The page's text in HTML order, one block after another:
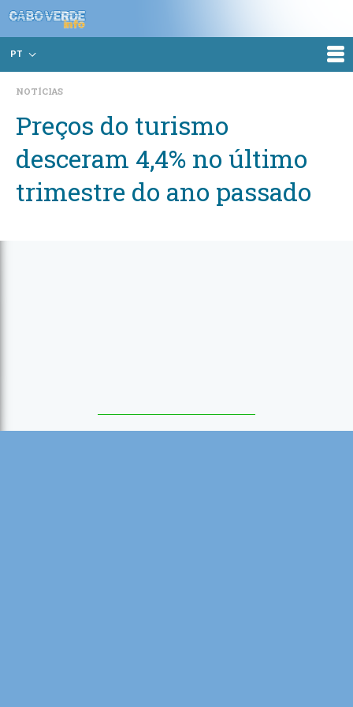
PT
NOTÍCIAS
Preços do turismo
desceram 4,4% no último
trimestre do ano passado